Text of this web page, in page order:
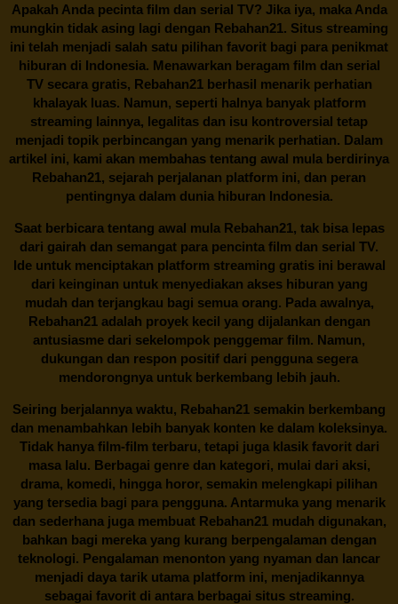
Apakah Anda pecinta film dan serial TV? Jika iya, maka Anda
mungkin tidak asing lagi dengan Rebahan21. Situs streaming
ini telah menjadi salah satu pilihan favorit bagi para penikmat
hiburan di Indonesia. Menawarkan beragam film dan serial
TV secara gratis, Rebahan21berhasil menarik perhatian
khalayak luas. Namun, seperti halnya banyak platform
streaming lainnya, legalitas dan isu kontroversial tetap
menjadi topik perbincangan yang menarik perhatian. Dalam
artikel ini, kami akan membahas tentang awal mula berdirinya
Rebahan21, sejarah perjalanan platform ini, dan peran
pentingnya dalam dunia hiburan Indonesia.
Saat berbicara tentang awal mula Rebahan21, tak bisa lepas
dari gairah dan semangat para pencinta film dan serial TV.
Ide untuk menciptakan platform streaming gratis ini berawal
dari keinginan untuk menyediakan akses hiburan yang
mudah dan terjangkau bagi semua orang. Pada awalnya,
Rebahan21 adalah proyek kecil yang dijalankan dengan
antusiasme dari sekelompok penggemar film. Namun,
dukungan dan respon positif dari pengguna segera
mendorongnya untuk berkembang lebih jauh.
Seiring berjalannya waktu, Rebahan21 semakin berkembang
dan menambahkan lebih banyak konten ke dalam koleksinya.
Tidak hanya film-film terbaru, tetapi juga klasik favorit dari
masa lalu. Berbagai genre dan kategori, mulai dari aksi,
drama, komedi, hingga horor, semakin melengkapi pilihan
yang tersedia bagi para pengguna. Antarmuka yang menarik
dan sederhana juga membuatRebahan21mudah digunakan,
bahkan bagi mereka yang kurang berpengalaman dengan
teknologi. Pengalaman menonton yang nyaman dan lancar
menjadi daya tarik utama platform ini, menjadikannya
sebagai favorit di antara berbagai situs streaming.